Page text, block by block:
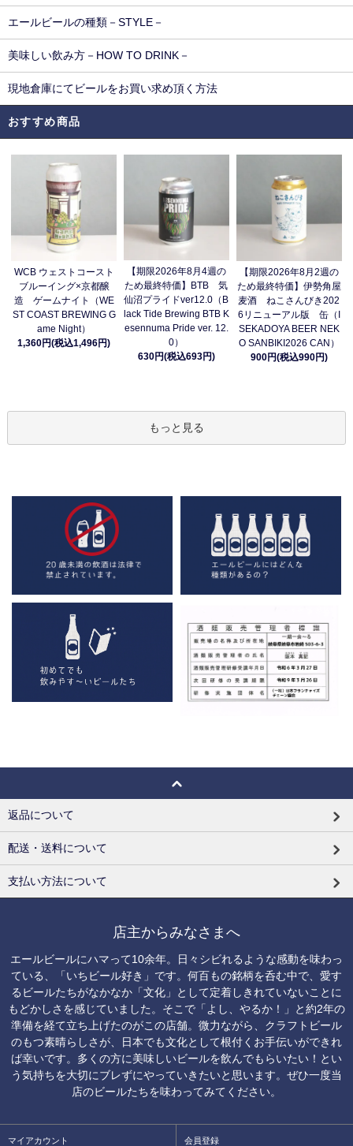
エールビールの種類－STYLE－
美味しい飲み方－HOW TO DRINK－
現地倉庫にてビールをお買い求め頂く方法
おすすめ商品
WCB ウェストコースト
ブルーイング×京都醸
造 ゲームナイト（WE
ST COAST BREWING G
ame Night）
1,360円(税込1,496円)
【期限2026年8月4週の
ため最終特価】BTB 気
仙沼プライドver12.0（B
lack Tide Brewing BTB K
esennuma Pride ver. 12.
0）
630円(税込693円)
【期限2026年8月2週の
ため最終特価】伊勢角屋
麦酒 ねこさんびき202
6リニューアル版 缶（I
SEKADOYA BEER NEK
O SANBIKI2026 CAN）
900円(税込990円)
もっと見る
返品について
配送・送料について
支払い方法について
店主からみなさまへ
エールビールにハマって10余年。日々シビれるような感動を味わっ
ている、「いちビール好き」です。何百もの銘柄を呑む中で、愛す
るビールたちがなかなか「文化」として定着しきれていないことに
もどかしさを感じていました。そこで「よし、やるか！」と約2年の
準備を経て立ち上げたのがこの店舗。微力ながら、クラフトビール
のもつ素晴らしさが、日本でも文化として根付くお手伝いができれ
ば幸いです。多くの方に美味しいビールを飲んでもらいたい！とい
う気持ちを大切にブレずにやっていきたいと思います。ぜひ一度当
店のビールたちを味わってみてください。
マイアカウント 会員登録